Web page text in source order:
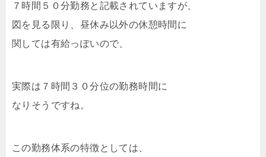
７時間５０分勤務と記載されていますが、
図を見る限り、昼休み以外の休憩時間に
関しては有給っぽいので、
実際は７時間３０分位の勤務時間に
なりそうですね。
この勤務体系の特徴としては、